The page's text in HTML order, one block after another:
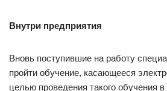
Внутри предприятия
Вновь поступившие на работу
пройти обучение, касающееся
целью проведения такого обучения в